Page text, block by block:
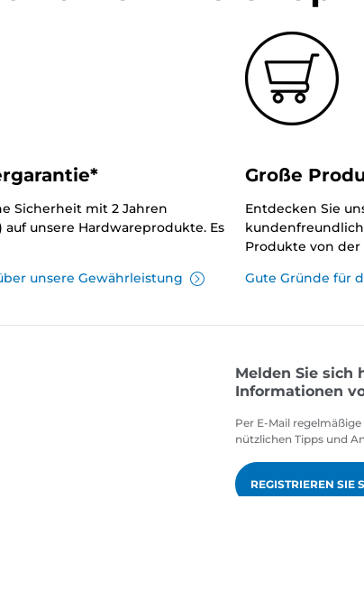
Sicherheit mit 2 Jahren
auf unsere Hardwareprodukte. Es
unsere Gewährleistung
Große
Entdecken Sie
Produkte von der
Gute Gründe für
Melden Sie sich
Informationen
Per E-Mail
nützlichen Tipps und
REGISTRIEREN SIE